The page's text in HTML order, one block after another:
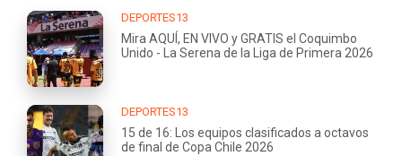
DEPORTES13
Mira AQUÍ, EN VIVO y GRATIS el Coquimbo
Unido - La Serena de la Liga de Primera 2026
DEPORTES13
15 de 16: Los equipos clasificados a octavos
de final de Copa Chile 2026